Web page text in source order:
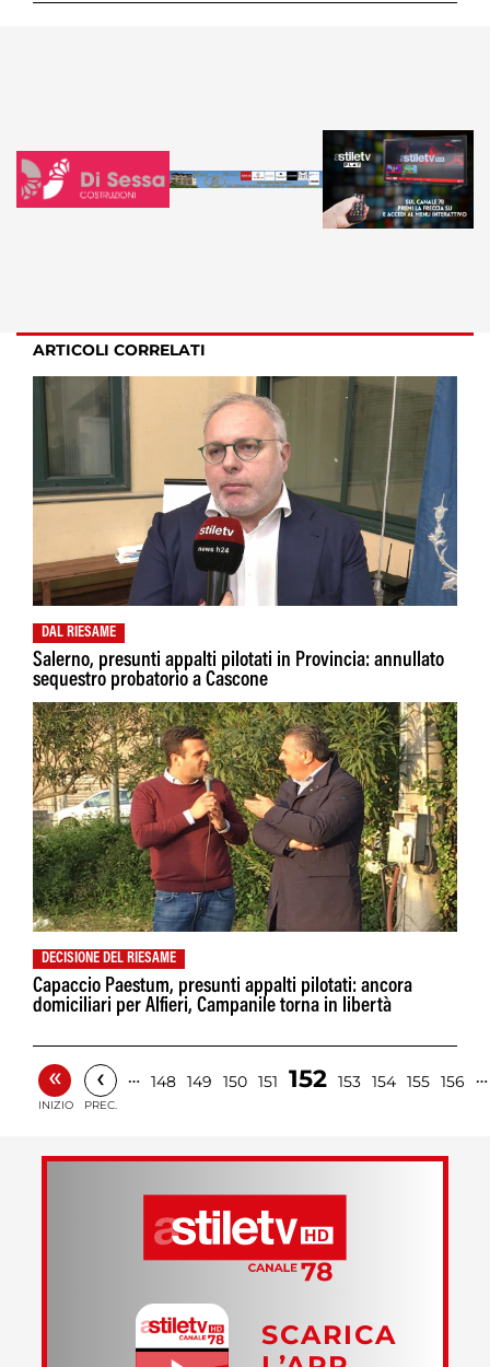
ARTICOLI CORRELATI
DAL RIESAME
Salerno, presunti appalti pilotati in Provincia: annullato
sequestro probatorio a Cascone
DECISIONE DEL RIESAME
Capaccio Paestum, presunti appalti pilotati: ancora
domiciliari per Alfieri, Campanile torna in libertà
«
INIZIO
‹
PREC.
… 148 149 150 151 152 153 154 155 156 …
SCARICA